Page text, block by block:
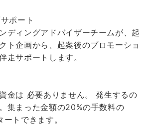
ポート
ディングアドバイザーチームが、起
ト企画から、起案後のプロモーショ
走サポートします。
金は 必要ありません。 発生するの
集まった金額の20%の手数料の
トできます。